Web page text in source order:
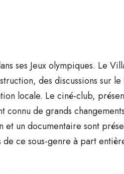
ses Jeux olympiques. Le
des discussions sur
locale. Le ciné-club,
connu de grands
un documentaire sont
ce sous-genre à part